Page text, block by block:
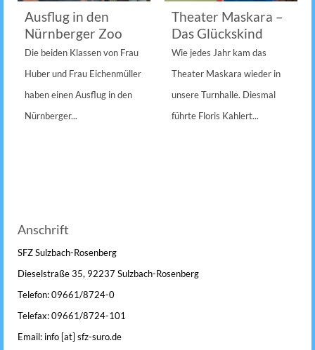
Ausflug in den
Nürnberger Zoo
Die beiden Klassen von Frau
Huber und Frau Eichenmüller
haben einen Ausflug in den
Nürnberger...
Theater Maskara –
Das Glückskind
Wie jedes Jahr kam das
Theater Maskara wieder in
unsere Turnhalle. Diesmal
führte Floris Kahlert...
Anschrift
SFZ Sulzbach-Rosenberg
Dieselstraße 35, 92237 Sulzbach-Rosenberg
Telefon: 09661/8724-0
Telefax: 09661/8724-101
Email: info [at] sfz-suro.de